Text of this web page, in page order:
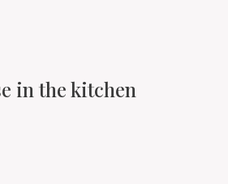
in the kitchen